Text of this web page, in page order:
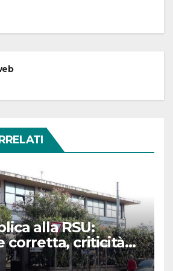
alla RSU:
corretta, criticità
strutturali»